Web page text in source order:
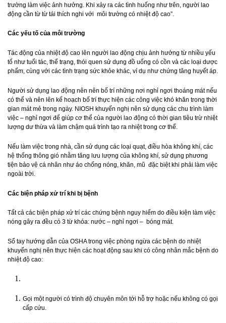
trường làm việc ảnh hưởng. Khi xảy ra các tình huống như trên, người lao
động cần từ từ tái thích nghi với môi trường có nhiệt độ cao”.
Các yếu tố của môi trường
Tác động của nhiệt độ cao lên người lao động chịu ảnh hưởng từ nhiều yếu
tố như tuổi tác, thể trạng, thói quen sử dụng đồ uống có cồn và các loại dược
phẩm, cùng với các tình trạng sức khỏe khác, ví dụ như chứng tăng huyết áp.
Người sử dụng lao động nên nên bố trí những nơi nghỉ ngơi thoáng mát nếu
có thể và nên lên kế hoạch bố trí thực hiện các công việc khó khăn trong thời
gian mát mẻ trong ngày. NIOSH khuyến nghị nên sử dụng các chu trình làm
việc – nghỉ ngơi để giúp cơ thể của người lao động có thời gian tiêu trừ nhiệt
lượng dư thừa và làm chậm quá trình tạo ra nhiệt trong cơ thể.
Nếu làm việc trong nhà, cần sử dụng các loại quạt, điều hòa không khí, các
hệ thống thông gió nhằm tăng lưu lượng của không khí, sử dụng phương
tiện bảo vệ cá nhân như áo chống nóng, khăn, mũ đặc biệt khi phải làm việc
ngoài trời.
Các biện pháp xử trí khi bị bệnh
Tất cả các biện pháp xử trí các chứng bệnh nguy hiểm do điều kiện làm việc
nóng gây ra đều có 3 từ khóa: nước – nghỉ ngơi – bóng mát.
Sổ tay hướng dẫn của OSHA trong việc phòng ngừa các bệnh do nhiệt
khuyến nghị nên thực hiện các hoạt động sau khi có công nhân mắc bệnh do
nhiệt độ cao:
Gọi một người có trình độ chuyên môn tới hỗ trợ hoặc nếu không có gọi
cấp cứu.